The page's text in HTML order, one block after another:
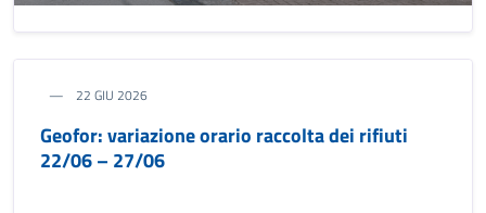
22 GIU 2026
Geofor: variazione orario raccolta dei rifiuti
22/06 – 27/06